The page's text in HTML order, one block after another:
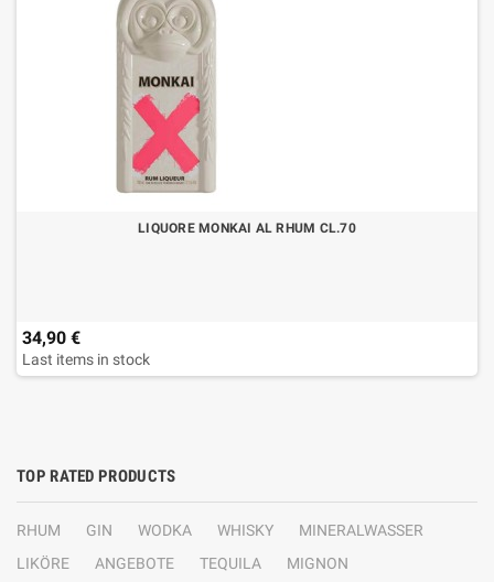
LIQUORE MONKAI AL RHUM CL.70
34,90 €
Last items in stock
TOP RATED PRODUCTS
RHUM GIN WODKA WHISKY
MINERALWASSER
LIKÖRE
ANGEBOTE TEQUILA
MIGNON